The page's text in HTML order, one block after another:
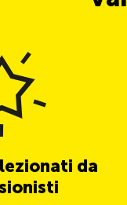
da